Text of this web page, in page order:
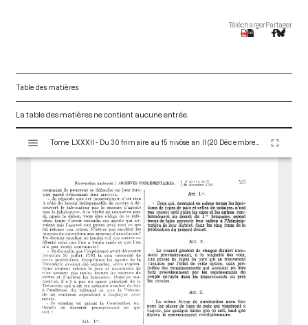
TéléchargerPartager
Table des matières
La table des matières ne contient aucune entrée.
s